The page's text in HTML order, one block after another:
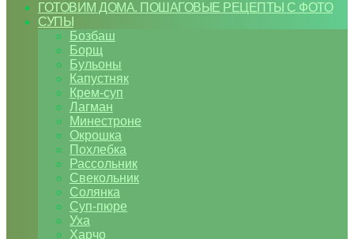
ГОТОВИМ ДОМА. ПОШАГОВЫЕ РЕЦЕПТЫ С ФОТО
СУПЫ
Бозбаш
Борщ
Бульоны
Капустняк
Крем-суп
Лагман
Минестроне
Окрошка
Похлебка
Рассольник
Свекольник
Солянка
Суп-пюре
Уха
Харчо